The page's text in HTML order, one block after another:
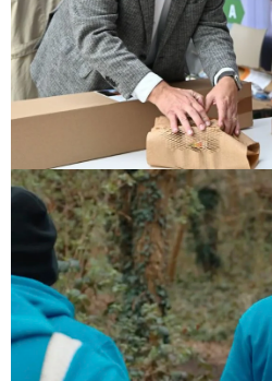
FUNDACIÓN
Diseño y producción kits
Eventos con
VER